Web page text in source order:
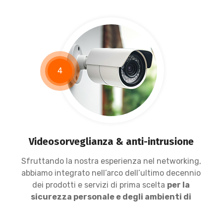
4
Videosorveglianza & anti-intrusione
Sfruttando la nostra esperienza nel networking,
abbiamo integrato nell’arco dell’ultimo decennio
dei prodotti e servizi di prima scelta per la
sicurezza personale e degli ambienti di